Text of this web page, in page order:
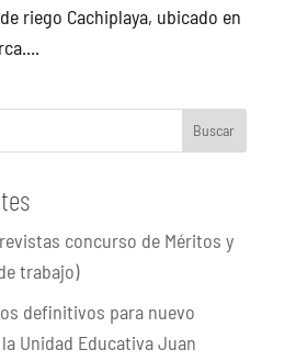
riego Cachiplaya, ubicado en
Buscar
concurso de Méritos y
trabajo)
definitivos para nuevo
Unidad Educativa Juan